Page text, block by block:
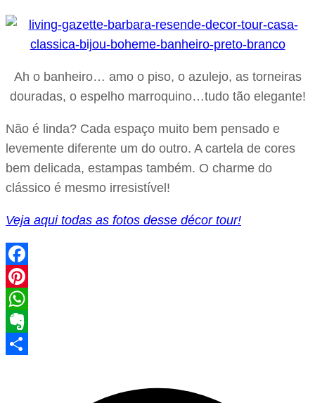
Ah o banheiro… amo o piso, o azulejo, as torneiras
douradas, o espelho marroquino…tudo tão elegante!
Não é linda? Cada espaço muito bem pensado e
levemente diferente um do outro. A cartela de cores
bem delicada, estampas também. O charme do
clássico é mesmo irresistível!
Veja aqui todas as fotos desse décor tour!
Facebook
Pinterest
WhatsApp
Evernote